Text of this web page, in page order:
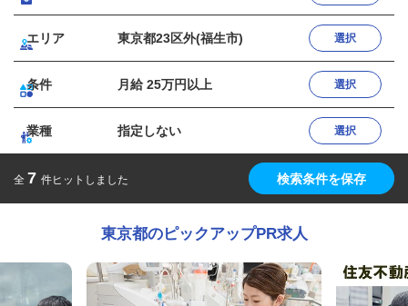
エリア 東京都23区外(福生市) 選択
条件 月給 25万円以上 選択
業種 指定しない 選択
全 7 件ヒットしました 検索条件を保存
東京都のピックアップPR求人